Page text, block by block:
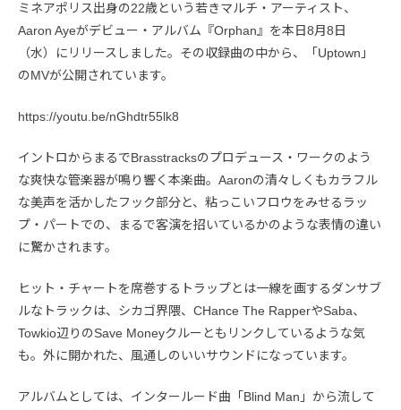
ミネアポリス出身の22歳という若きマルチ・アーティスト、
Aaron Ayeがデビュー・アルバム『Orphan』を本日8月8日
（水）にリリースしました。その収録曲の中から、「Uptown」
のMVが公開されています。
https://youtu.be/nGhdtr55lk8
イントロからまるでBrasstracksのプロデュース・ワークのよう
な爽快な管楽器が鳴り響く本楽曲。Aaronの清々しくもカラフル
な美声を活かしたフック部分と、粘っこいフロウをみせるラッ
プ・パートでの、まるで客演を招いているかのような表情の違い
に驚かされます。
ヒット・チャートを席巻するトラップとは一線を画するダンサブ
ルなトラックは、シカゴ界隈、CHance The RapperやSaba、
Towkio辺りのSave Moneyクルーともリンクしているような気
も。外に開かれた、風通しのいいサウンドになっています。
アルバムとしては、インタールード曲「Blind Man」から流して